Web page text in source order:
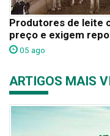
Produtores de leite
preço e exigem
05 ago
ARTIGOS MAIS